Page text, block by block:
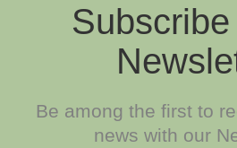
Be among the first to
news with our